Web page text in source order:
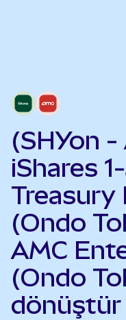
(SHYon -
iShares
Treasury
(Ondo
AMC
(Ondo
dönüştür